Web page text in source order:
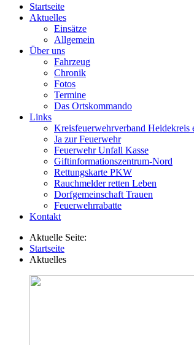
Startseite
Aktuelles
Einsätze
Allgemein
Über uns
Fahrzeug
Chronik
Fotos
Termine
Das Ortskommando
Links
Kreisfeuerwehrverband Heidekreis
Ja zur Feuerwehr
Feuerwehr Unfall Kasse
Giftinformationszentrum-Nord
Rettungskarte PKW
Rauchmelder retten Leben
Dorfgemeinschaft Trauen
Feuerwehrrabatte
Kontakt
Aktuelle Seite:
Startseite
Aktuelles